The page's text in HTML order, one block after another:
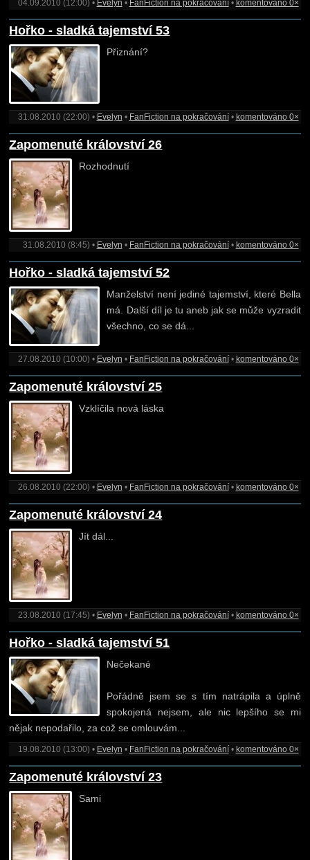
04.09.2010 (12:00) • Evelyn • FanFiction na pokračování• komentováno 0×
Hořko - sladká tajemství 53
Přiznání?
31.08.2010 (22:00) • Evelyn • FanFiction na pokračování• komentováno 0×
Zapomenuté království 26
Rozhodnutí
31.08.2010 (8:45) • Evelyn • FanFiction na pokračování• komentováno 0×
Hořko - sladká tajemství 52
Manželství není jediné tajemství, které Bella
má. Další díl je tu aneb jak se může vyzradit
všechno, co se dá...
27.08.2010 (10:00) • Evelyn • FanFiction na pokračování• komentováno 0×
Zapomenuté království 25
Vzklíčila nová láska
26.08.2010 (22:00) • Evelyn • FanFiction na pokračování• komentováno 0×
Zapomenuté království 24
Jít dál...
23.08.2010 (17:45) • Evelyn • FanFiction na pokračování• komentováno 0×
Hořko - sladká tajemství 51
Nečekané
Pořádně jsem se s tím natrápila a úplně
spokojená nejsem, ale nic lepšího se mi
nějak nepodařilo, za což se omlouvám...
19.08.2010 (13:00) • Evelyn • FanFiction na pokračování• komentováno 0×
Zapomenuté království 23
Sami